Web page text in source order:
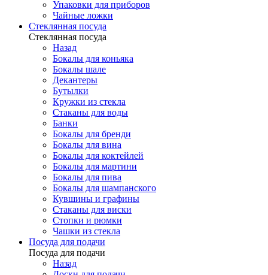
Упаковки для приборов
Чайные ложки
Стеклянная посуда
Стеклянная посуда
Назад
Бокалы для коньяка
Бокалы шале
Декантеры
Бутылки
Кружки из стекла
Стаканы для воды
Банки
Бокалы для бренди
Бокалы для вина
Бокалы для коктейлей
Бокалы для мартини
Бокалы для пива
Бокалы для шампанского
Кувшины и графины
Стаканы для виски
Стопки и рюмки
Чашки из стекла
Посуда для подачи
Посуда для подачи
Назад